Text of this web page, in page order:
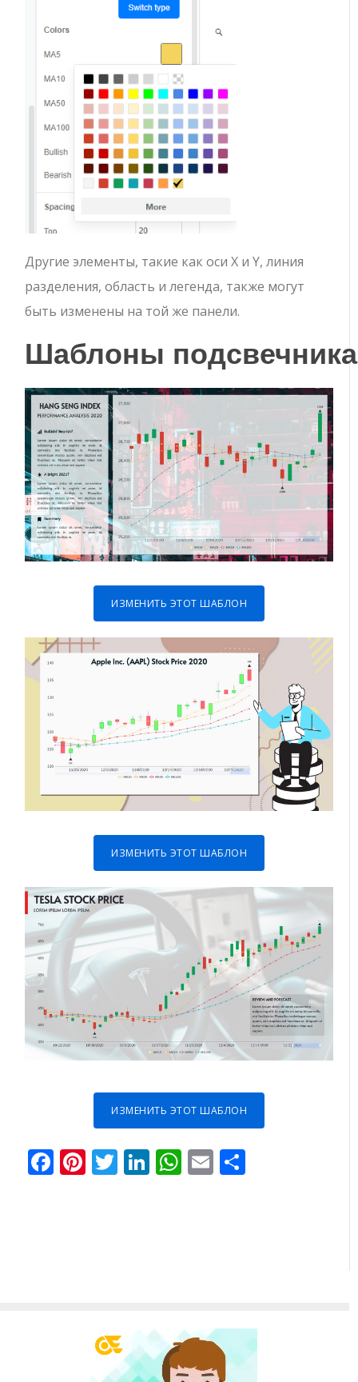
Другие элементы, такие как оси X и Y, линия
разделения, область и легенда, также могут
быть изменены на той же панели.
Шаблоны подсвечника
ИЗМЕНИТЬ ЭТОТ ШАБЛОН
ИЗМЕНИТЬ ЭТОТ ШАБЛОН
ИЗМЕНИТЬ ЭТОТ ШАБЛОН
Facebook
Pinterest
Twitter
LinkedIn
WhatsApp
Email